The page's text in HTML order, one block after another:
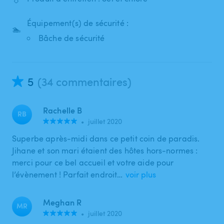
🏊
Équipement(s) de sécurité :
Bâche de sécurité
5 (34 commentaires)
RB Rachelle B
• juillet 2020
Superbe après-midi dans ce petit coin de paradis.
Jihane et son mari étaient des hôtes hors-normes :
merci pour ce bel accueil et votre aide pour
l’évènement ! Parfait endroit… voir plus
MR Meghan R
• juillet 2020